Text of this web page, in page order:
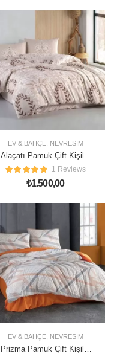
EV & BAHÇE, NEVRESIM
Alaçatı Pamuk Çift Kişilik
Nevresim Takımı
1 Reviews
₺1.500,00
EV & BAHÇE, NEVRESIM
Prizma Pamuk Çift Kişilik